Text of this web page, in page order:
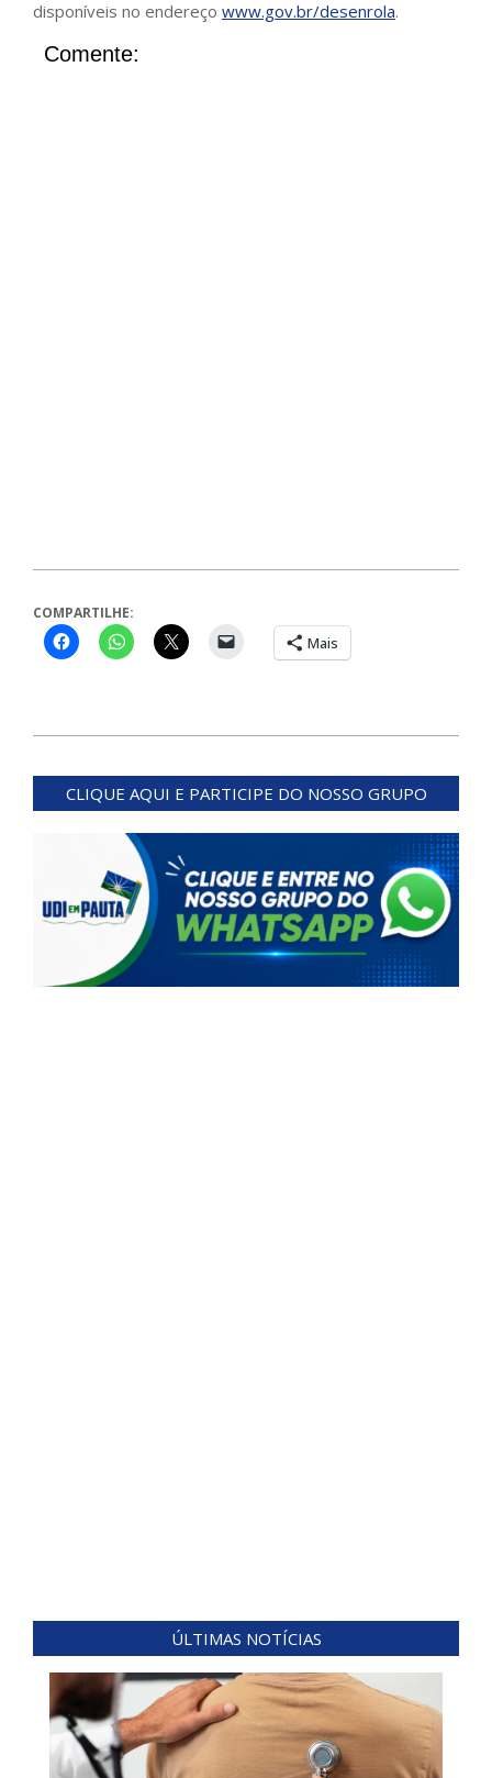
disponíveis no endereço www.gov.br/desenrola.
Comente:
COMPARTILHE:
Mais
05-
CLIQUE AQUI E PARTICIPE DO NOSSO GRUPO
ÚLTIMAS NOTÍCIAS